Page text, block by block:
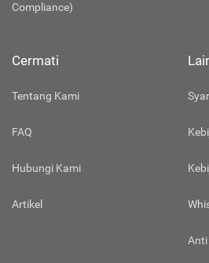
Compliance)
Cermati
Tentang Kami
FAQ
Hubungi Kami
Artikel